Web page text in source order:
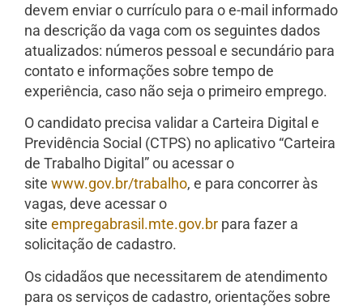
devem enviar o currículo para o e-mail informado
na descrição da vaga com os seguintes dados
atualizados: números pessoal e secundário para
contato e informações sobre tempo de
experiência, caso não seja o primeiro emprego.
O candidato precisa validar a Carteira Digital e
Previdência Social (CTPS) no aplicativo “Carteira
de Trabalho Digital” ou acessar o
site www.gov.br/trabalho, e para concorrer às
vagas, deve acessar o
site empregabrasil.mte.gov.br para fazer a
solicitação de cadastro.
Os cidadãos que necessitarem de atendimento
para os serviços de cadastro, orientações sobre